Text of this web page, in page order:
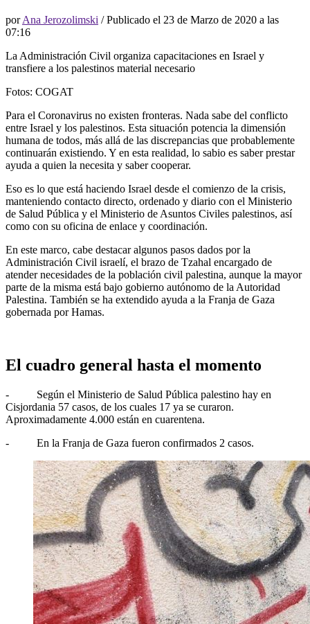
porAna Jerozolimski / Publicado el 23 de Marzo de 2020 a las
07:16
La Administración Civil organiza capacitaciones en Israel y
transfiere a los palestinos material necesario
Fotos: COGAT
Para el Coronavirus no existen fronteras. Nada sabe del conflicto
entre Israel y los palestinos. Esta situación potencia la dimensión
humana de todos, más allá de las discrepancias que probablemente
continuarán existiendo. Y en esta realidad, lo sabio es saber prestar
ayuda a quien la necesita y saber cooperar.
Eso es lo que está haciendo Israel desde el comienzo de la crisis,
manteniendo contacto directo, ordenado y diario con el Ministerio
de Salud Pública y el Ministerio de Asuntos Civiles palestinos, así
como con su oficina de enlace y coordinación.
En este marco, cabe destacar algunos pasos dados por la
Administración Civil israelí, el brazo de Tzahal encargado de
atender necesidades de la población civil palestina, aunque la mayor
parte de la misma está bajo gobierno autónomo de la Autoridad
Palestina. También se ha extendido ayuda a la Franja de Gaza
gobernada por Hamas.
El cuadro general hasta el momento
- Según el Ministerio de Salud Pública palestino hay en
Cisjordania 57 casos, de los cuales 17 ya se curaron.
Aproximadamente 4.000 están en cuarentena.
- En la Franja de Gaza fueron confirmados 2 casos.